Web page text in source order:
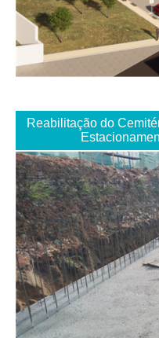
Reabilitação do